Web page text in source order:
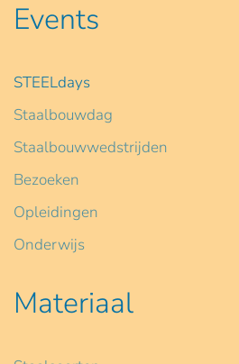
Events
STEELdays
Staalbouwdag
Staalbouwwedstrijden
Bezoeken
Opleidingen
Onderwijs
Materiaal